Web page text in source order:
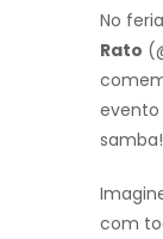
No
Rato
evento
samba!
com